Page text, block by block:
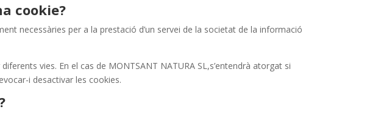
cookie?
necessàries per a la prestació d’un servei de la societat de la informació
vies. En el cas de MONTSANT NATURA SL,s’entendrà atorgat si
i desactivar les cookies.